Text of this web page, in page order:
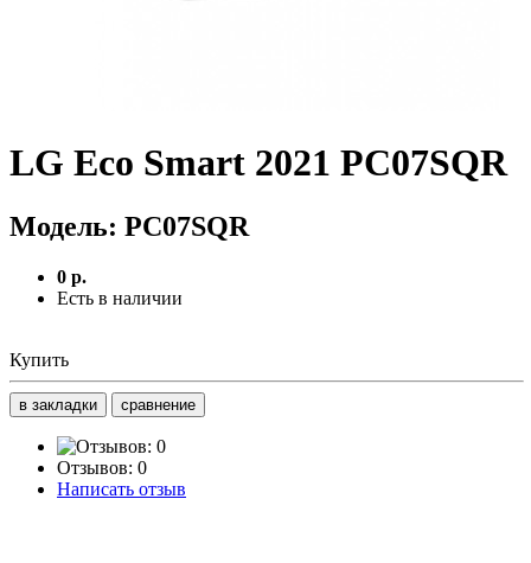
LG Eco Smart 2021 PC07SQR
Модель: PC07SQR
0 р.
Есть в наличии
Купить
в закладки сравнение
Отзывов: 0
Написать отзыв